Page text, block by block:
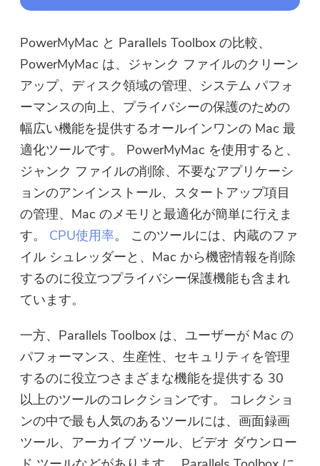
PowerMyMac と Parallels Toolbox の比較、
PowerMyMac は、ジャンク ファイルのクリーン
アップ、ディスク領域の管理、システム パフォ
ーマンスの向上、プライバシーの保護のための
幅広い機能を提供するオールインワンの Mac 最
適化ツールです。 PowerMyMac を使用すると、
ジャンク ファイルの削除、不要なアプリケーシ
ョンのアンインストール、スタートアップ項目
の管理、Mac のメモリと最適化が簡単に行えま
す。 CPU使用率。 このツールには、内蔵のファ
イル シュレッダーと、Mac から機密情報を削除
するのに役立つプライバシー保護機能も含まれ
ています。
一方、Parallels Toolbox は、ユーザーが Mac の
パフォーマンス、生産性、セキュリティを管理
するのに役立つさまざまな機能を提供する 30
以上のツールのコレクションです。 コレクショ
ンの中で最も人気のあるツールには、画面録画
ツール、アーカイブ ツール、ビデオ ダウンロー